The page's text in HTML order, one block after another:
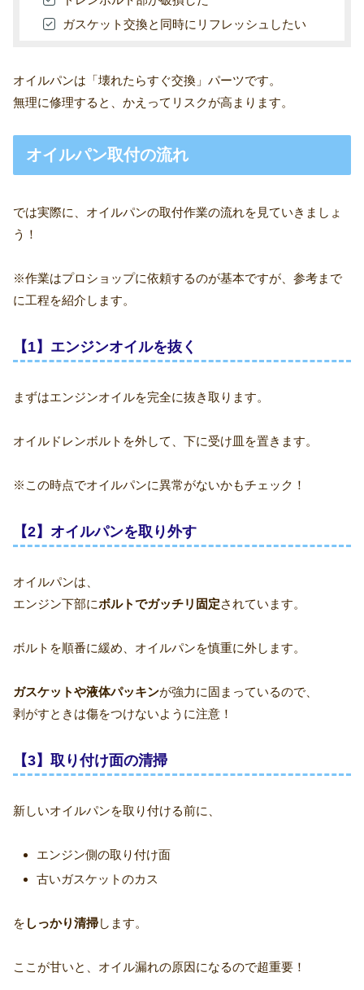
ガスケット交換と同時にリフレッシュしたい
オイルパンは「壊れたらすぐ交換」パーツです。
無理に修理すると、かえってリスクが高まります。
オイルパン取付の流れ
では実際に、オイルパンの取付作業の流れを見ていきましょ
う！
※作業はプロショップに依頼するのが基本ですが、参考まで
に工程を紹介します。
【1】エンジンオイルを抜く
まずはエンジンオイルを完全に抜き取ります。
オイルドレンボルトを外して、下に受け皿を置きます。
※この時点でオイルパンに異常がないかもチェック！
【2】オイルパンを取り外す
オイルパンは、
エンジン下部にボルトでガッチリ固定されています。
ボルトを順番に緩め、オイルパンを慎重に外します。
ガスケットや液体パッキンが強力に固まっているので、
剥がすときは傷をつけないように注意！
【3】取り付け面の清掃
新しいオイルパンを取り付ける前に、
エンジン側の取り付け面
古いガスケットのカス
を しっかり清掃します。
ここが甘いと、オイル漏れの原因になるので超重要！